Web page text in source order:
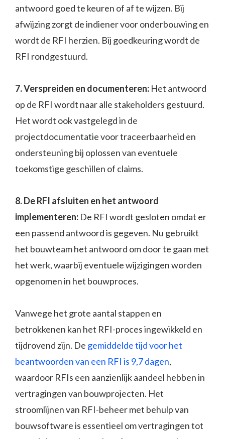
antwoord goed te keuren of af te wijzen. Bij
afwijzing zorgt de indiener voor onderbouwing en
wordt de RFI herzien. Bij goedkeuring wordt de
RFI rondgestuurd.
7. Verspreiden en documenteren: Het antwoord
op de RFI wordt naar alle stakeholders gestuurd.
Het wordt ook vastgelegd in de
projectdocumentatie voor traceerbaarheid en
ondersteuning bij oplossen van eventuele
toekomstige geschillen of claims.
8. De RFI afsluiten en het antwoord
implementeren: De RFI wordt gesloten omdat er
een passend antwoord is gegeven. Nu gebruikt
het bouwteam het antwoord om door te gaan met
het werk, waarbij eventuele wijzigingen worden
opgenomen in het bouwproces.
Vanwege het grote aantal stappen en
betrokkenen kan het RFI-proces ingewikkeld en
tijdrovend zijn. De gemiddelde tijd voor het
beantwoorden van een RFI is 9,7 dagen,
waardoor RFIs een aanzienlijk aandeel hebben in
vertragingen van bouwprojecten. Het
stroomlijnen van RFI-beheer met behulp van
bouwsoftware is essentieel om vertragingen tot